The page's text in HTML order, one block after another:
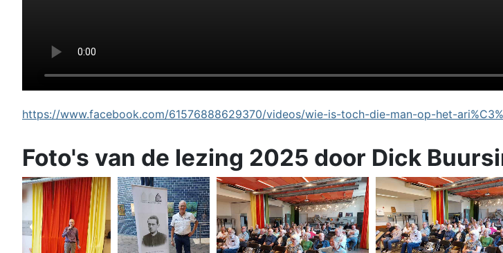
https://www.facebook.com/61576888629370/videos/wie-is-toch-die-man-op-het-
Foto's van de lezing 2025 door Dick